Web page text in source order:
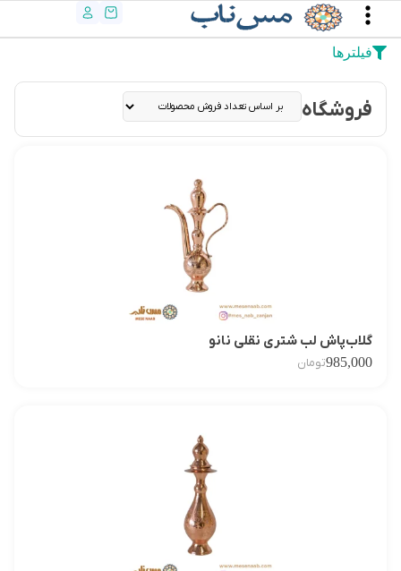
فیلترها
فروشگاه
گلاب‌پاش لب شتری نقلی نانو
985,000تومان